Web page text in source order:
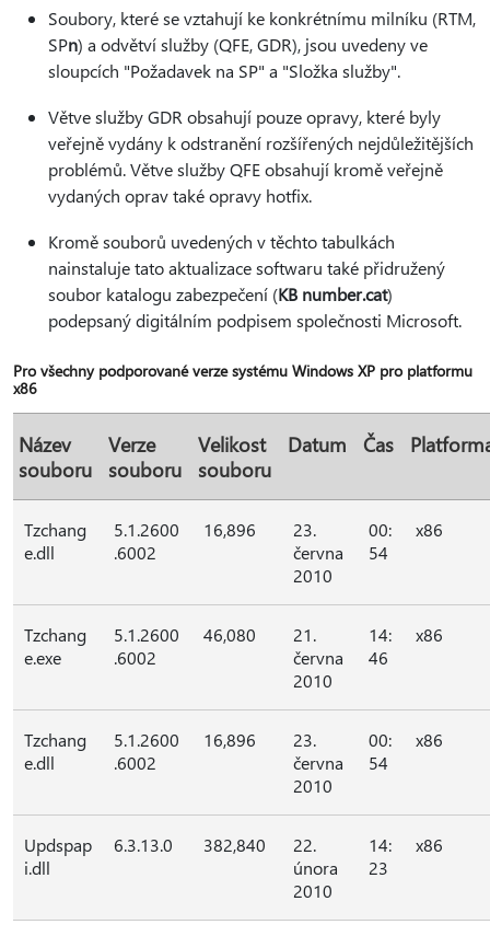
Soubory, které se vztahují ke konkrétnímu milníku (RTM,
SPn) a odvětví služby (QFE, GDR), jsou uvedeny ve
sloupcích "Požadavek na SP" a "Složka služby".
Větve služby GDR obsahují pouze opravy, které byly
veřejně vydány k odstranění rozšířených nejdůležitějších
problémů. Větve služby QFE obsahují kromě veřejně
vydaných oprav také opravy hotfix.
Kromě souborů uvedených v těchto tabulkách
nainstaluje tato aktualizace softwaru také přidružený
soubor katalogu zabezpečení (KB number.cat)
podepsaný digitálním podpisem společnosti Microsoft.
Pro všechny podporované verze systému Windows XP pro platformu
x86
Název
souboru
Verze
souboru
Velikost
souboru
Datum Čas
Tzchang
e.dll
5.1.2600
.6002
16,896
23.
června
2010
00:
54
x86
Tzchang
e.exe
5.1.2600
.6002
46,080
21.
června
2010
14:
46
x86
Tzchang
e.dll
5.1.2600
.6002
16,896
23.
června
2010
00:
54
x86
Updspap
i.dll
6.3.13.0 382,840
22.
února
2010
14:
23
x86